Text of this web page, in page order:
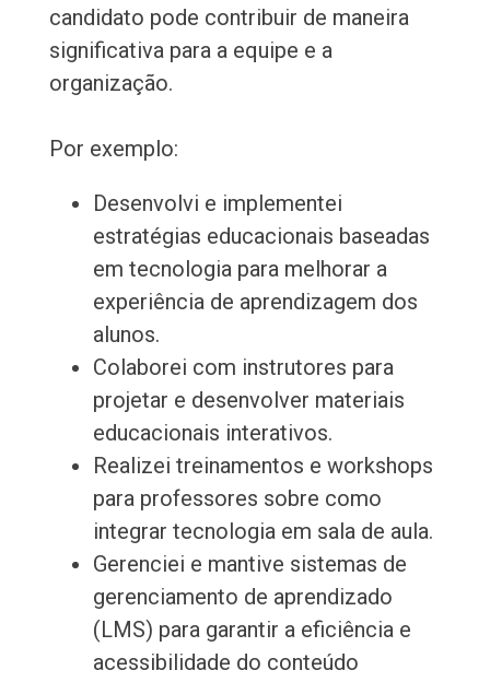
candidato pode contribuir de maneira
significativa para a equipe e a
organização.
Por exemplo:
Desenvolvi e implementei
estratégias educacionais baseadas
em tecnologia para melhorar a
experiência de aprendizagem dos
alunos.
Colaborei com instrutores para
projetar e desenvolver materiais
educacionais interativos.
Realizei treinamentos e workshops
para professores sobre como
integrar tecnologia em sala de aula.
Gerenciei e mantive sistemas de
gerenciamento de aprendizado
(LMS) para garantir a eficiência e
acessibilidade do conteúdo